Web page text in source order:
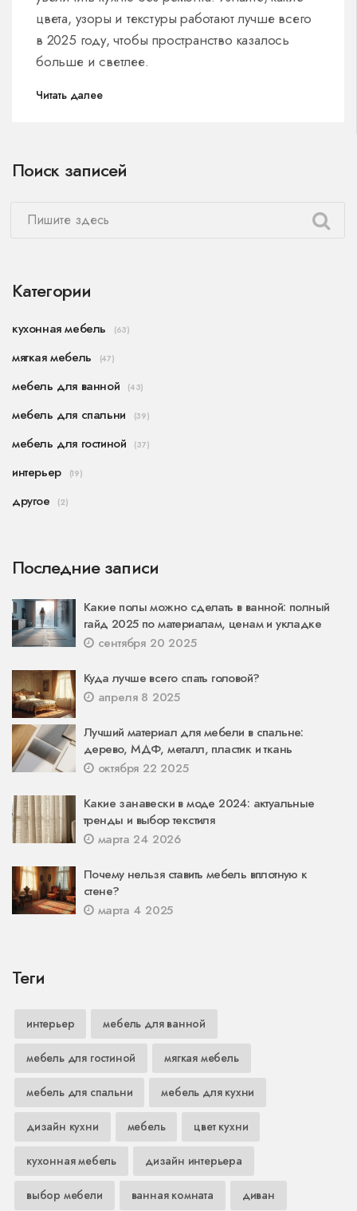
цвета, узоры и текстуры работают лучше всего
в 2025 году, чтобы пространство казалось
больше и светлее.
Читать далее
Поиск записей
Категории
кухонная мебель (63)
мягкая мебель (47)
мебель для ванной (43)
мебель для спальни (39)
мебель для гостиной (37)
интерьер (19)
другое (2)
Последние записи
Какие полы можно сделать в ванной: полный
гайд 2025 по материалам, ценам и укладке
сентября 20 2025
Куда лучше всего спать головой?
апреля 8 2025
Лучший материал для мебели в спальне:
дерево, МДФ, металл, пластик и ткань
октября 22 2025
Какие занавески в моде 2024: актуальные
тренды и выбор текстиля
марта 24 2026
Почему нельзя ставить мебель вплотную к
стене?
марта 4 2025
Теги
интерьер мебель для ванной
мебель для гостиной мягкая мебель
мебель для спальни мебель для кухни
дизайн кухни мебель цвет кухни
кухонная мебель дизайн интерьера
выбор мебели ванная комната диван